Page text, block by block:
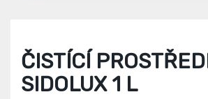
ČISTÍCÍ
SIDOLUX 1 L